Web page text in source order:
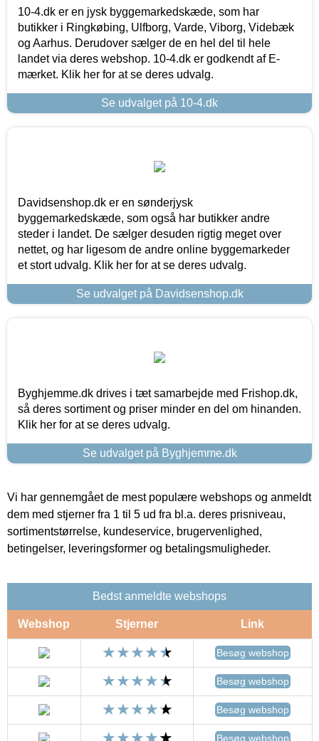
10-4.dk er en jysk byggemarkedskæde, som har
butikker i Ringkøbing, Ulfborg, Varde, Viborg, Videbæk
og Aarhus. Derudover sælger de en hel del til hele
landet via deres webshop. 10-4.dk er godkendt af E-
mærket. Klik her for at se deres udvalg.
Se udvalget på 10-4.dk
Davidsenshop.dk er en sønderjysk
byggemarkedskæde, som også har butikker andre
steder i landet. De sælger desuden rigtig meget over
nettet, og har ligesom de andre online byggemarkeder
et stort udvalg. Klik her for at se deres udvalg.
Se udvalget på Davidsenshop.dk
Byghjemme.dk drives i tæt samarbejde med Frishop.dk,
så deres sortiment og priser minder en del om hinanden.
Klik her for at se deres udvalg.
Se udvalget på Byghjemme.dk
Vi har gennemgået de mest populære webshops og anmeldt
dem med stjerner fra 1 til 5 ud fra bl.a. deres prisniveau,
sortimentstørrelse, kundeservice, brugervenlighed,
betingelser, leveringsformer og betalingsmuligheder.
Bedst anmeldte webshops
Webshop Stjerner Link
Besøg webshop
Besøg webshop
Besøg webshop
Besøg webshop